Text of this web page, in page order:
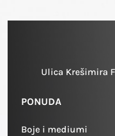
Ulica Krešimira
PONUDA
Boje i mediumi